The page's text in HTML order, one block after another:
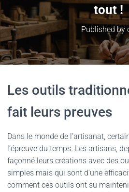
tout !
Published by
Les outils
fait leurs preuves
Dans le monde de l’artisanat,
l’épreuve du temps. Les artisans,
façonné leurs créations avec des
simples mais qui sont d’une
comment ces outils ont su